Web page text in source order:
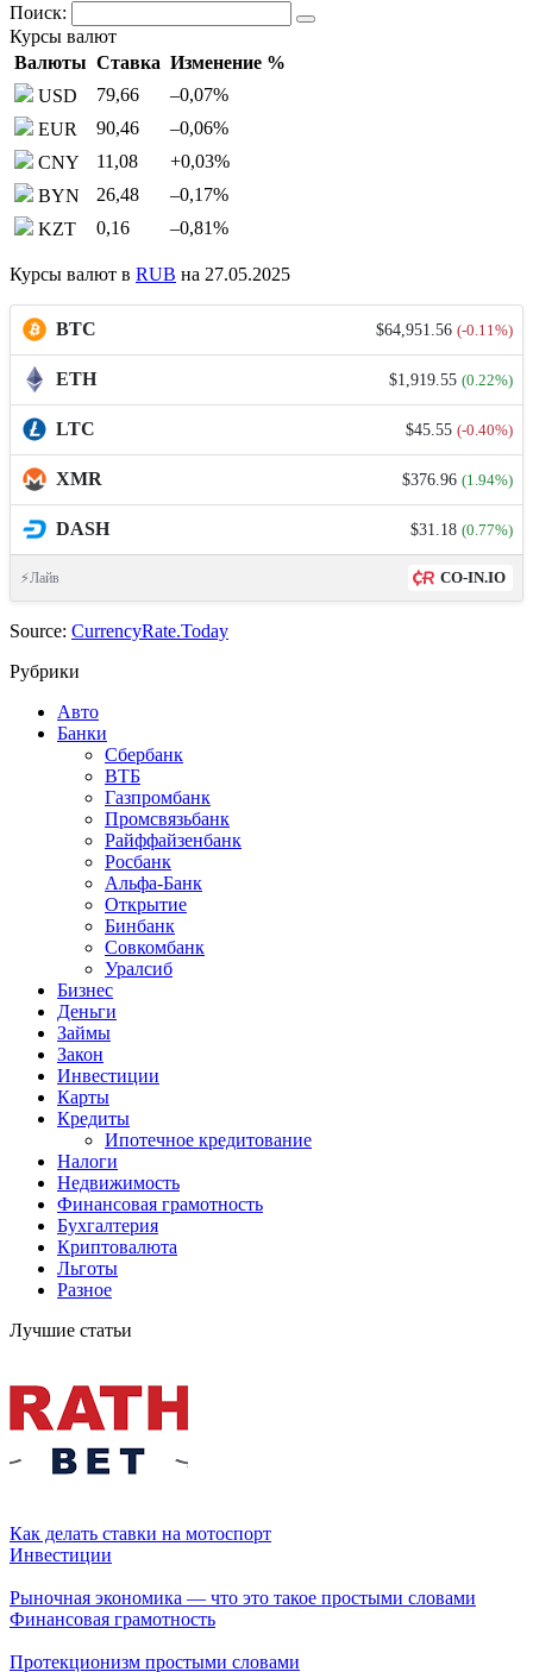
Поиск:
Курсы валют
Валюты Ставка Изменение %
USD
79,66 –0,07%
EUR
90,46 –0,06%
CNY
11,08 +0,03%
BYN
26,48 –0,17%
KZT
0,16 –0,81%
Курсы валют в RUB на 27.05.2025
BTC $64,951.56 (-0.11%)
ETH $1,919.55 (0.22%)
LTC $45.55 (-0.40%)
XMR $376.96 (1.94%)
DASH $31.18 (0.77%)
⚡Лайв CO-IN.IO
Source: CurrencyRate.Today
Рубрики
Авто
Банки
Сбербанк
ВТБ
Газпромбанк
Промсвязьбанк
Райффайзенбанк
Росбанк
Альфа-Банк
Открытие
Бинбанк
Совкомбанк
Уралсиб
Бизнес
Деньги
Займы
Закон
Инвестиции
Карты
Кредиты
Ипотечное кредитование
Налоги
Недвижимость
Финансовая грамотность
Бухгалтерия
Криптовалюта
Льготы
Разное
Лучшие статьи
Как делать ставки на мотоспорт
Инвестиции
Рыночная экономика — что это такое простыми словами
Финансовая грамотность
Протекционизм простыми словами